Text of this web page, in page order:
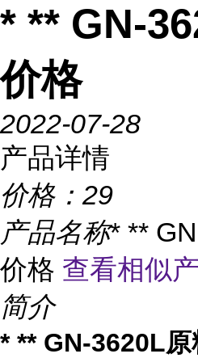
* ** GN-
价格
2022-07-28
产品详情
价格： 29
产品名称* **
价格 查看相似
简介
* ** GN-3620L原